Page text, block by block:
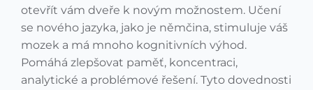
otevřít vám dveře k novým možnostem. Učení
se nového jazyka, jako je němčina, stimuluje váš
mozek a má mnoho kognitivních výhod.
Pomáhá zlepšovat paměť, koncentraci,
analytické a problémové řešení. Tyto dovednosti